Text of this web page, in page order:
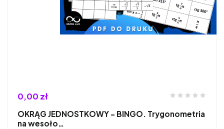
0,00 zł
OKRĄG JEDNOSTKOWY - BINGO. Trygonometria
na wesoło…